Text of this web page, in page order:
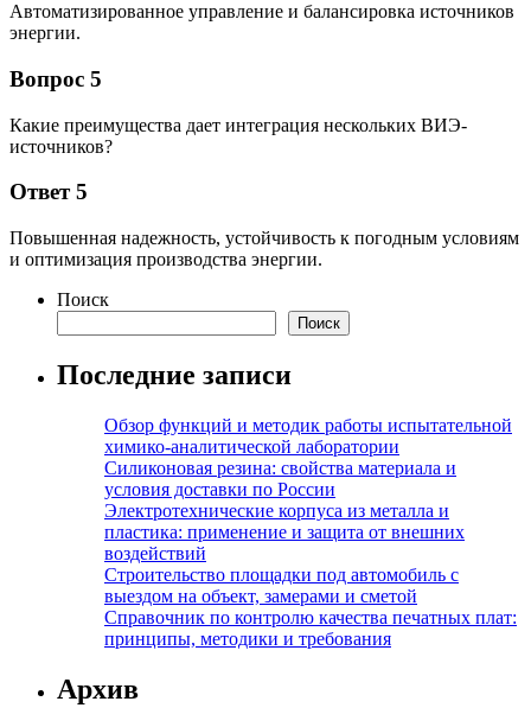
Автоматизированное управление и балансировка источников
энергии.
Вопрос 5
Какие преимущества дает интеграция нескольких ВИЭ-
источников?
Ответ 5
Повышенная надежность, устойчивость к погодным условиям
и оптимизация производства энергии.
Поиск
Поиск
Последние записи
Обзор функций и методик работы испытательной
химико-аналитической лаборатории
Силиконовая резина: свойства материала и
условия доставки по России
Электротехнические корпуса из металла и
пластика: применение и защита от внешних
воздействий
Строительство площадки под автомобиль с
выездом на объект, замерами и сметой
Справочник по контролю качества печатных плат:
принципы, методики и требования
Архив